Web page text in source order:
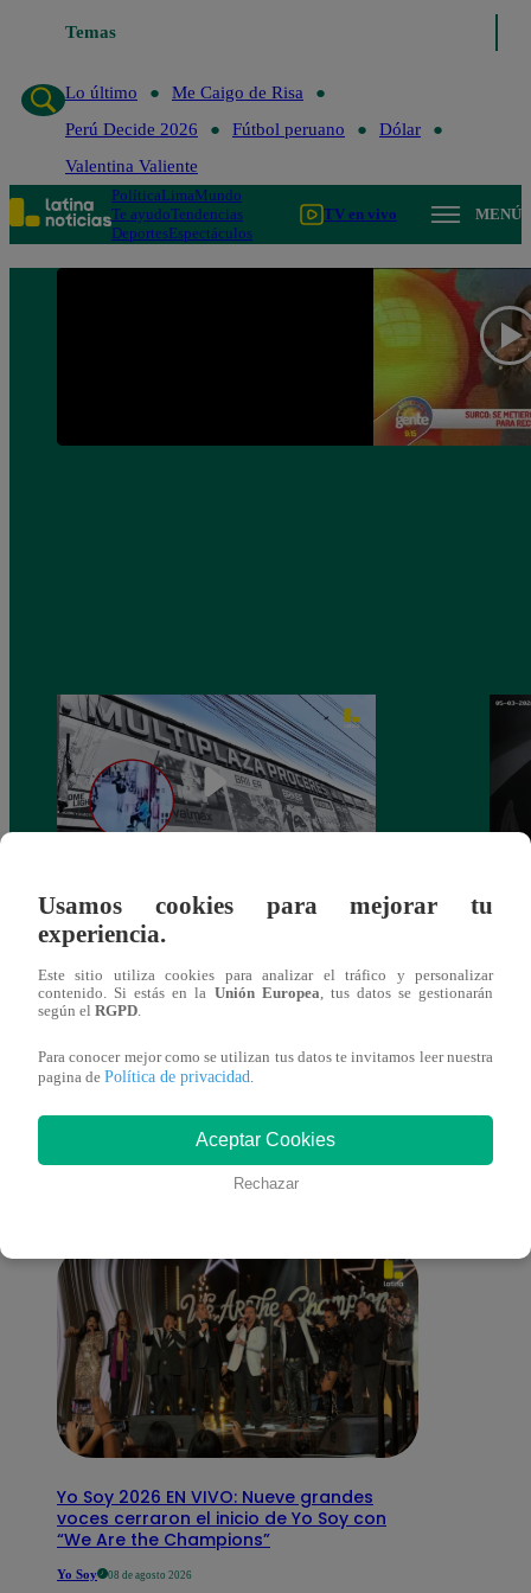
Temas
Lo último
Me Caigo de Risa
Perú Decide 2026
Fútbol peruano
Dólar
Valentina Valiente
PolíticaLimaMundo
Te ayudoTendencias
DeportesEspectáculos
TV en vivo MENÚ
Asesinan a comerciante ferretero dentro de
galería en San Juan de Lurigancho
También te puede
interesar
Yo Soy 2026 EN VIVO: Nueve grandes
voces cerraron el inicio de Yo Soy con
“We Are the Champions”
Yo Soy 08 de agosto 2026
Usamos cookies para mejorar tu
experiencia.
Este sitio utiliza cookies para analizar el tráfico y personalizar
contenido. Si estás en la Unión Europea , tus datos se gestionarán
según el RGPD
Para conocer mejor como se utilizan tus datos te invitamos leer nuestra
pagina de Política de privacidad
Aceptar Cookies
Rechazar